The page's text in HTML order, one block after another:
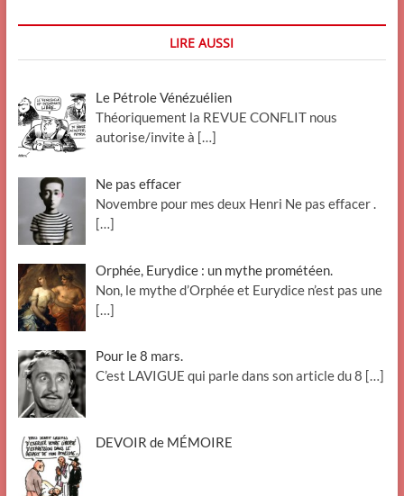
LIRE AUSSI
Le Pétrole Vénézuélien
Théoriquement la REVUE CONFLIT nous
autorise/invite à […]
Ne pas effacer
Novembre pour mes deux Henri Ne pas effacer .
[…]
Orphée, Eurydice : un mythe prométéen.
Non, le mythe d’Orphée et Eurydice n’est pas une
[…]
Pour le 8 mars.
C’est LAVIGUE qui parle dans son article du 8 […]
DEVOIR de MÉMOIRE